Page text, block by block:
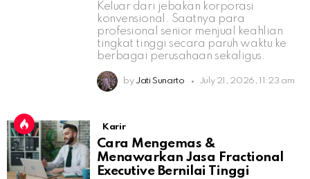
Keluar dari jebakan korporasi
konvensional. Saatnya para
profesional senior menjual keahlian
tingkat tinggi secara paruh waktu ke
berbagai perusahaan sekaligus.
by Jati Sunarto July 21, 2026, 11:23 am
Karir
Cara Mengemas &
Menawarkan Jasa Fractional
Executive Bernilai Tinggi